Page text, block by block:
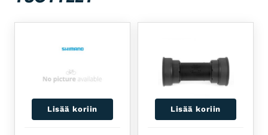
Lisää koriin Lisää koriin